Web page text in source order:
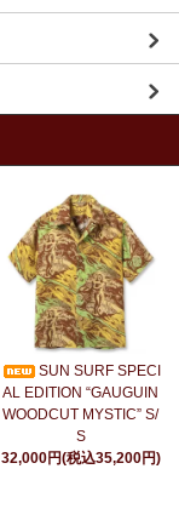
SUN SURF SPECI
AL EDITION “GAUGUIN
WOODCUT MYSTIC” S/
S
32,000円(税込35,200円)